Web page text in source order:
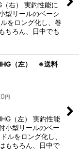
右） 実釣性能に
型リールのベーシ
をロング化し、巻
ちろん、日中でも
（左） ※送料
円
（左） 実釣性能
⼩型リールのベー
ルをロング化し、
もちろん、日中で